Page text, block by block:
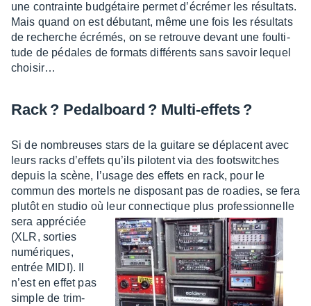
une contrainte budgé­taire permet d’écré­mer les résul­tats.
Mais quand on est débu­tant, même une fois les résul­tats
de recherche écré­més, on se retrouve devant une foul­ti­
tude de pédales de formats diffé­rents sans savoir lequel
choi­sir…
Rack ? Pedal­board ? Multi-effets ?
Si de nombreuses stars de la guitare se déplacent avec
leurs racks d’ef­fets qu’ils pilotent via des foots­witches
depuis la scène, l’usage des effets en rack, pour le
commun des mortels ne dispo­sant pas de roadies, se fera
plutôt en studio où leur connec­tique plus profes­sion­nelle
sera appré­ciée
(XLR, sorties
numé­riques,
entrée MIDI). Il
n’est en effet pas
simple de trim­